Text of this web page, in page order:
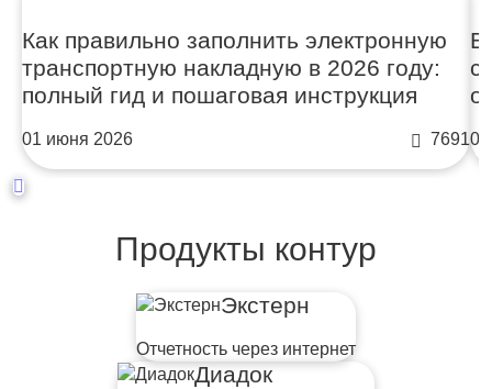
Как правильно заполнить электронную
транспортную накладную в 2026 году:
полный гид и пошаговая инструкция
01 июня 2026 7691
Продукты контур
Экстерн
Отчетность через интернет
Диадок